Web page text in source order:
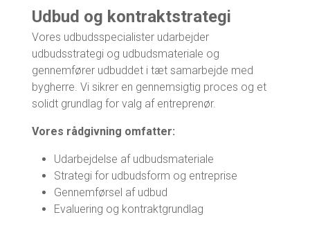
Udbud og kontraktstrategi
Vores udbudsspecialister udarbejder
udbudsstrategi og udbudsmateriale og
gennemfører udbuddet i tæt samarbejde med
bygherre. Vi sikrer en gennemsigtig proces og et
solidt grundlag for valg af entreprenør.
Vores rådgivning omfatter:
Udarbejdelse af udbudsmateriale
Strategi for udbudsform og entreprise
Gennemførsel af udbud
Evaluering og kontraktgrundlag